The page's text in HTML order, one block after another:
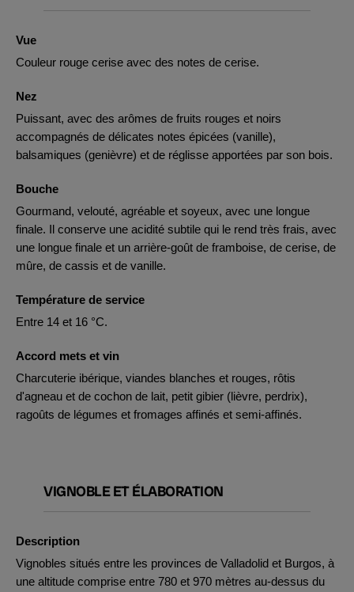
Vue
Couleur rouge cerise avec des notes de cerise.
Nez
Puissant, avec des arômes de fruits rouges et noirs
accompagnés de délicates notes épicées (vanille),
balsamiques (genièvre) et de réglisse apportées par son bois.
Bouche
Gourmand, velouté, agréable et soyeux, avec une longue
finale. Il conserve une acidité subtile qui le rend très frais, avec
une longue finale et un arrière-goût de framboise, de cerise, de
mûre, de cassis et de vanille.
Température de service
Entre 14 et 16 °C.
Accord mets et vin
Charcuterie ibérique, viandes blanches et rouges, rôtis
d'agneau et de cochon de lait, petit gibier (lièvre, perdrix),
ragoûts de légumes et fromages affinés et semi-affinés.
VIGNOBLE ET ÉLABORATION
Description
Vignobles situés entre les provinces de Valladolid et Burgos, à
une altitude comprise entre 780 et 970 mètres au-dessus du